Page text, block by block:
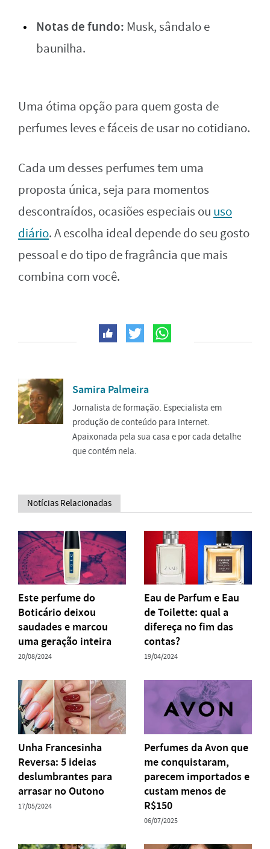
Notas de fundo: Musk, sândalo e
baunilha.
Uma ótima opção para quem gosta de
perfumes leves e fáceis de usar no cotidiano.
Cada um desses perfumes tem uma
proposta única, seja para momentos
descontraídos, ocasiões especiais ou uso
diário. A escolha ideal depende do seu gosto
pessoal e do tipo de fragrância que mais
combina com você.
Samira Palmeira
Jornalista de formação. Especialista em
produção de conteúdo para internet.
Apaixonada pela sua casa e por cada detalhe
que contém nela.
Notícias Relacionadas
Este perfume do
Boticário deixou
saudades e marcou
uma geração inteira
20/08/2024
Eau de Parfum e Eau
de Toilette: qual a
difereça no fim das
contas?
19/04/2024
Unha Francesinha
Reversa: 5 ideias
deslumbrantes para
arrasar no Outono
17/05/2024
Perfumes da Avon que
me conquistaram,
parecem importados e
custam menos de
R$150
06/07/2025